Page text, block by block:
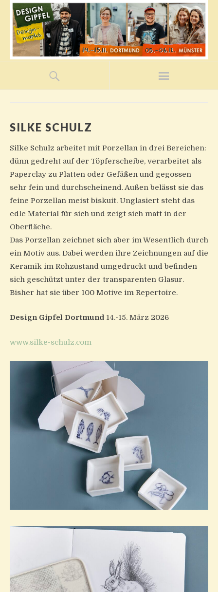
SILKE SCHULZ
Silke Schulz arbeitet mit Porzellan in drei Bereichen:
dünn gedreht auf der Töpferscheibe, verarbeitet als
Paperclay zu Platten oder Gefäßen und gegossen
sehr fein und durchscheinend. Außen belässt sie das
feine Porzellan meist biskuit. Unglasiert steht das
edle Material für sich und zeigt sich matt in der
Oberfläche.
Das Porzellan zeichnet sich aber im Wesentlich durch
ein Motiv aus. Dabei werden ihre Zeichnungen auf die
Keramik im Rohzustand umgedruckt und befinden
sich geschützt unter der transparenten Glasur.
Bisher hat sie über 100 Motive im Repertoire.
Design Gipfel Dortmund 14.-15. März 2026
www.silke-schulz.com